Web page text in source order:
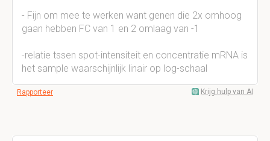
- Fijn om mee te werken want genen die 2x omhoog
gaan hebben FC van 1 en 2 omlaag van -1
-relatie tssen spot-intensiteit en concentratie mRNA is
het sample waarschijnlijk linair op log-schaal
Rapporteer Krijg hulp van AI